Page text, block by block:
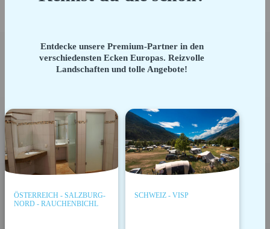
Entdecke unsere Premium-Partner in den
verschiedensten Ecken Europas. Reizvolle
Landschaften und tolle Angebote!
ÖSTERREICH - SALZBURG-
NORD - RAUCHENBICHL
SCHWEIZ - VISP